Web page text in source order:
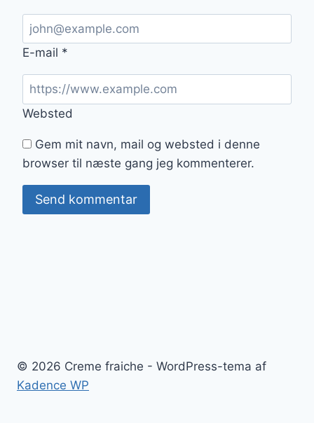
E-mail *
Websted
Gem mit navn, mail og websted i denne
browser til næste gang jeg kommenterer.
© 2026 Creme fraiche - WordPress-tema af
Kadence WP